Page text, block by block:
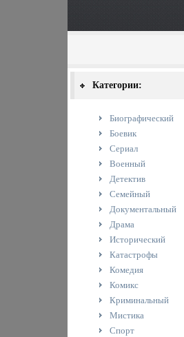
Категории:
Биографический
Боевик
Сериал
Военный
Детектив
Семейный
Документальный
Драма
Исторический
Катастрофы
Комедия
Комикс
Криминальный
Мистика
Спорт